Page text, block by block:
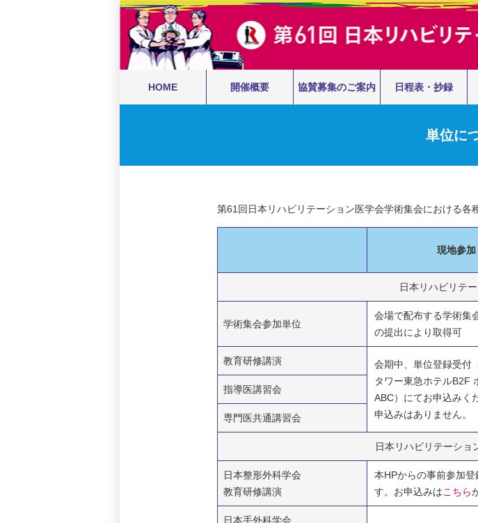
HOME 開催概要 協賛募集のご案内 日程表・抄録
単位に
第61回日本リハビリテーション医学会学術集会における各
現地参加
日本リハビリテ
学術集会参加単位
会場で配布する学術集
の提出により取得可
教育研修講演
会期中、単位登録受付
タワー東急ホテルB2F
ABC）にてお申込みく
申込みはありません。
指導医講習会
専門医共通講習会
日本リハビリテーショ
日本整形外科学会
教育研修講演
本HPからの事前参加登
す。お申込みはこちら
日本手外科学会